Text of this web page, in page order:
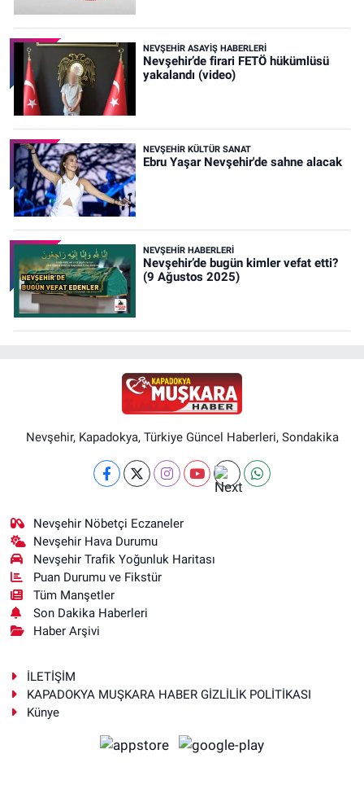
NEVŞEHIR ASAYIŞ HABERLERI
Nevşehir’de firari FETÖ hükümlüsü
yakalandı (video)
NEVŞEHIR KÜLTÜR SANAT
Ebru Yaşar Nevşehir'de sahne alacak
NEVŞEHIR HABERLERI
Nevşehir’de bugün kimler vefat etti?
(9 Ağustos 2025)
Nevşehir, Kapadokya, Türkiye Güncel Haberleri, Sondakika
Nevşehir Nöbetçi Eczaneler
Nevşehir Hava Durumu
Nevşehir Trafik Yoğunluk Haritası
Puan Durumu ve Fikstür
Tüm Manşetler
Son Dakika Haberleri
Haber Arşivi
İLETİŞİM
KAPADOKYA MUŞKARA HABER GİZLİLİK POLİTİKASI
Künye